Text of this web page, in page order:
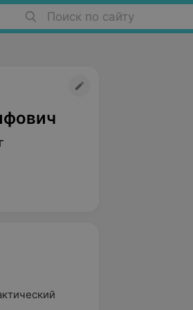
Поиск по сайту